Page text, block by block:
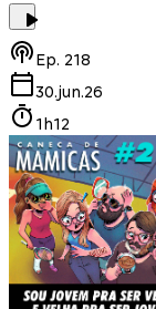
Ep. 218
30.jun.26
1h12